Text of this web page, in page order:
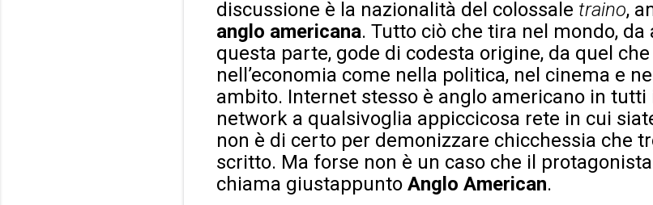
discussione è la nazionalità del colossale traino,
anglo americana. Tutto ciò che tira nel mondo, da
questa parte, gode di codesta origine, da quel
nell’economia come nella politica, nel cinema e
ambito. Internet stesso è anglo americano in tutti
network a qualsivoglia appiccicosa rete in cui
non è di certo per demonizzare chicchessia che
scritto. Ma forse non è un caso che il
chiama giustappunto Anglo American.